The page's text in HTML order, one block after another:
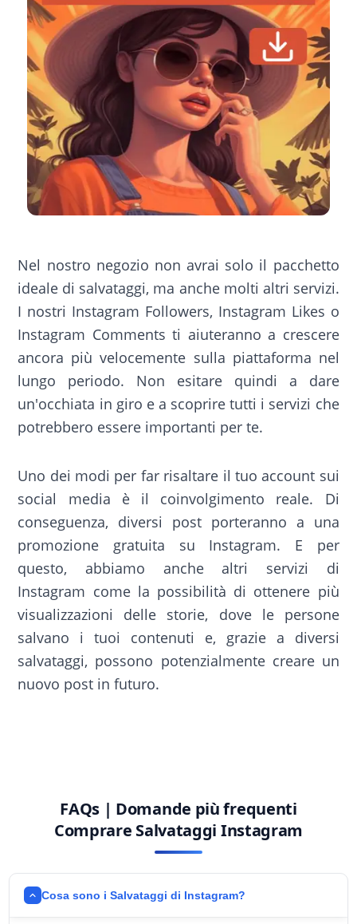
Nel nostro negozio non avrai solo il pacchetto
ideale di salvataggi, ma anche molti altri servizi.
I nostri Instagram Followers, Instagram Likes o
Instagram Comments ti aiuteranno a crescere
ancora più velocemente sulla piattaforma nel
lungo periodo. Non esitare quindi a dare
un'occhiata in giro e a scoprire tutti i servizi che
potrebbero essere importanti per te.
Uno dei modi per far risaltare il tuo account sui
social media è il coinvolgimento reale. Di
conseguenza, diversi post porteranno a una
promozione gratuita su Instagram. E per
questo, abbiamo anche altri servizi di
Instagram come la possibilità di ottenere più
visualizzazioni delle storie, dove le persone
salvano i tuoi contenuti e, grazie a diversi
salvataggi, possono potenzialmente creare un
nuovo post in futuro.
FAQs | Domande più frequenti
Comprare Salvataggi Instagram
Cosa sono i Salvataggi di Instagram?